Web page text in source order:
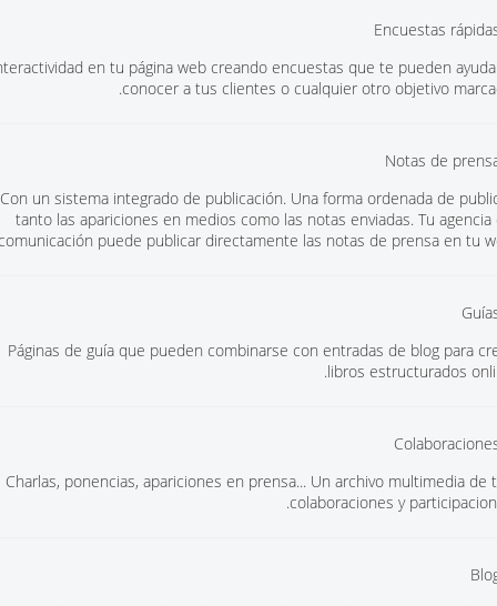
en tu página web creando encuestas que te pueden
conocer a tus clientes o cualquier otro objetivo
Con un sistema integrado de publicación. Una forma ordenada de
tanto las apariciones en medios como las notas enviadas. Tu agencia
puede publicar directamente las notas de prensa en tu
Páginas de guía que pueden combinarse con entradas de blog para
libros estructurados
Charlas, ponencias, apariciones en prensa... Un archivo multimedia de
colaboraciones y